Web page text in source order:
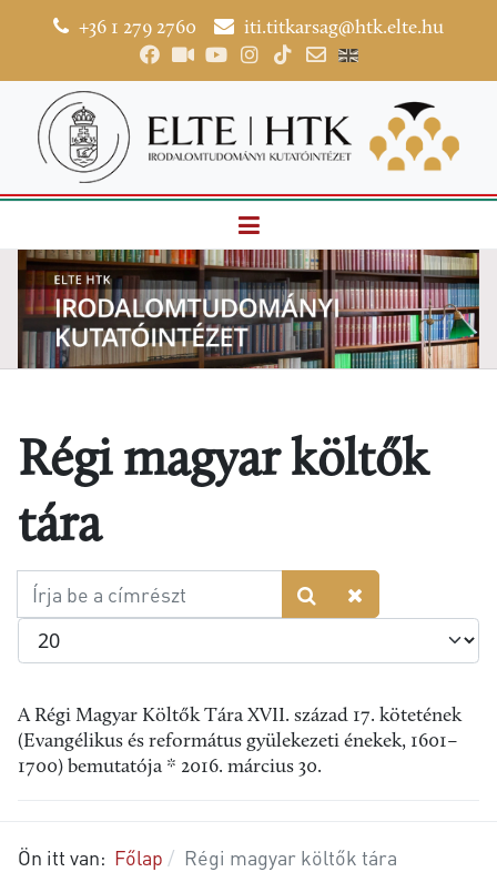
+36 1 279 2760 iti.titkarsag@htk.elte.hu
Régi magyar költők
tára
Írja
be
Tételek #
A Régi Magyar Költők Tára XVII. század 17. kötetének
(Evangélikus és református gyülekezeti énekek, 1601–
1700) bemutatója * 2016. március 30.
Ön itt van: Főlap Régi magyar költők tára